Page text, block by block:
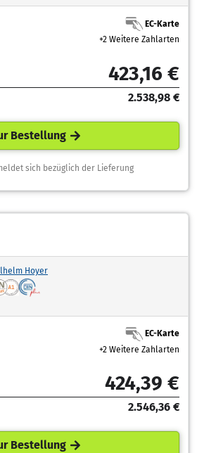
EC-Karte
+2 Weitere Zahlarten
423,16 €
2.538,98 €
Bestellung
sich bezüglich der Lieferung
Hoyer
EC-Karte
+2 Weitere Zahlarten
424,39 €
2.546,36 €
Bestellung